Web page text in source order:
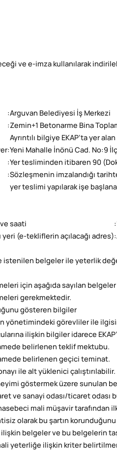
ve e-imza kullanılarak
:Arguvan Belediyesi İş Merkezi
:Zemin+1 Betonarme Bina
Ayrıntılı bilgiye EKAP’ta yer
: Yeni Mahalle İnönü Cad. No:9
: Yer tesliminden itibaren 90
:Sözleşmenin imzalandığı
yer teslimi yapılarak işe
saati
:
(e-tekliflerin açılacağı adres):
istenilen belgeler ile yeterlik
için aşağıda sayılan
gerekmektedir.
gösteren bilgiler
yönetimindeki görevliler ile
ilişkin bilgiler idarece
belirlenen teklif mektubu.
belirlenen geçici teminat.
ile alt yüklenici
göstermek üzere sunulan
ve sanayi odası/ticaret
mali müşavir
olarak bu şartın
belgeler ve bu belgelerin
yeterliğe ilişkin kriter